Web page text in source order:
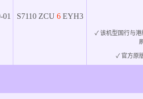
01 S7110 ZCU 6 EYH3
✓ 该机型国行与港
✓ 官方原